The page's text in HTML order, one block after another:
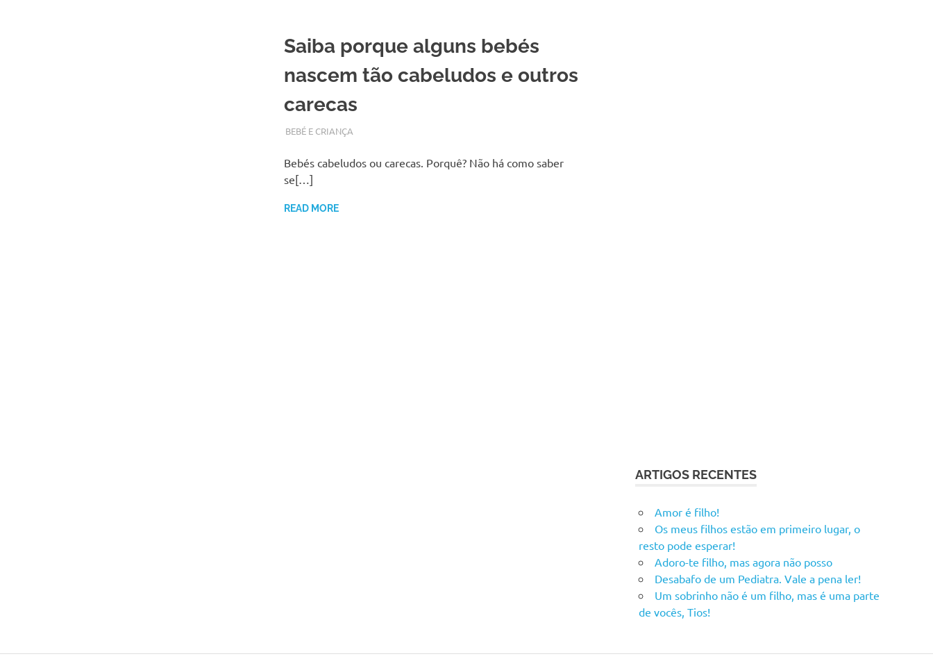
Saiba porque alguns bebés
nascem tão cabeludos e outros
carecas
OUTUBRO 21, 2017
ADMIN
BEBÉ E CRIANÇA
Bebés cabeludos ou carecas. Porquê? Não há como saber
se[…]
READ MORE
ARTIGOS RECENTES
Amor é filho!
Os meus filhos estão em primeiro lugar, o
resto pode esperar!
Adoro-te filho, mas agora não posso
Desabafo de um Pediatra. Vale a pena ler!
Um sobrinho não é um filho, mas é uma parte
de vocês, Tios!